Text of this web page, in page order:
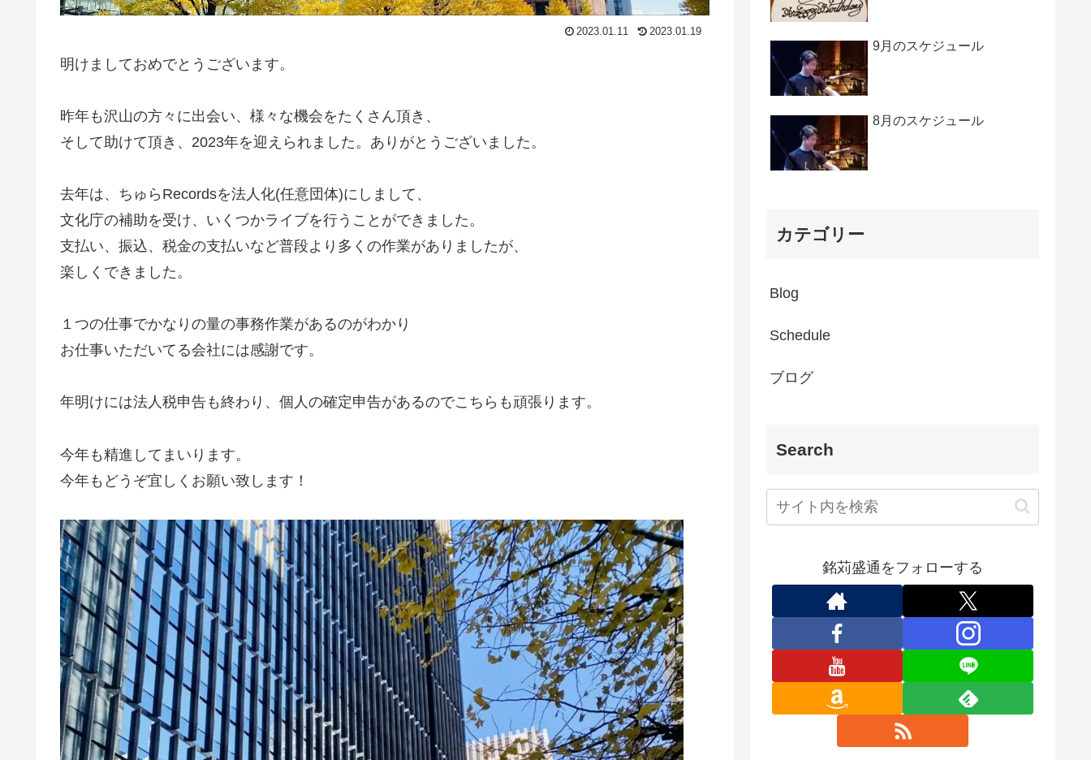
2023.01.11 2023.01.19
明けましておめでとうございます。
昨年も沢山の方々に出会い、様々な機会をたくさん頂き、
そして助けて頂き、2023年を迎えられました。ありがとうございました。
去年は、ちゅらRecordsを法人化(任意団体)にしまして、
文化庁の補助を受け、いくつかライブを行うことができました。
支払い、振込、税金の支払いなど普段より多くの作業がありましたが、
楽しくできました。
１つの仕事でかなりの量の事務作業があるのがわかり
お仕事いただいてる会社には感謝です。
年明けには法人税申告も終わり、個人の確定申告があるのでこちらも頑張ります。
今年も精進してまいります。
今年もどうぞ宜しくお願い致します！
9月のスケジュール
8月のスケジュール
カテゴリー
Blog
Schedule
ブログ
Search
銘苅盛通をフォローする